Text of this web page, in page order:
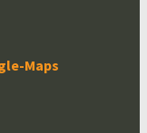
Maps